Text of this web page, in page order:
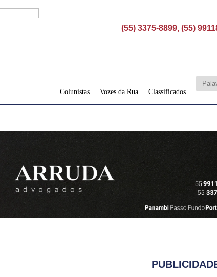
(55) 3375-8899, (55)
Colunistas
Vozes da Rua Classificados